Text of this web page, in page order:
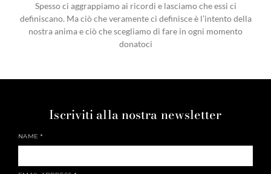
Spesso ci aggrappiamo ai ricordi e lasciamo che essi ci
definiscano. Ma ciò che veramente ci definisce è l’intento della
nostra anima e ciò che scegliamo di fare in ogni momento
donatoci
Iscriviti alla nostra newsletter
NAME*